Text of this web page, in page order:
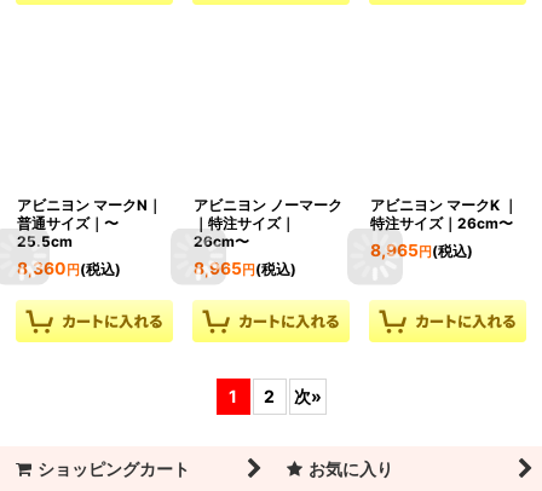
アビニヨン マークN｜
普通サイズ｜〜
25.5cm
8,360 円 (税込)
アビニヨン ノーマーク
｜特注サイズ｜
26cm〜
8,965円(税込)
アビニヨン マークK ｜
特注サイズ｜26cm〜
8,965円(税込)
1 2 次»
ショッピングカート お気に入り